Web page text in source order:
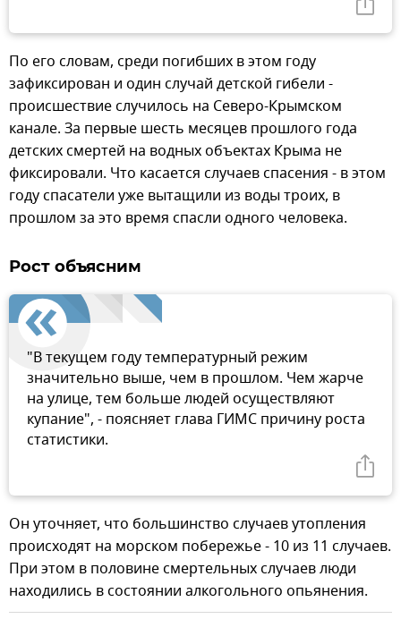
По его словам, среди погибших в этом году
зафиксирован и один случай детской гибели -
происшествие случилось на Северо-Крымском
канале. За первые шесть месяцев прошлого года
детских смертей на водных объектах Крыма не
фиксировали. Что касается случаев спасения - в этом
году спасатели уже вытащили из воды троих, в
прошлом за это время спасли одного человека.
Рост объясним
"В текущем году температурный режим
значительно выше, чем в прошлом. Чем жарче
на улице, тем больше людей осуществляют
купание", - поясняет глава ГИМС причину роста
статистики.
Он уточняет, что большинство случаев утопления
происходят на морском побережье - 10 из 11 случаев.
При этом в половине смертельных случаев люди
находились в состоянии алкогольного опьянения.